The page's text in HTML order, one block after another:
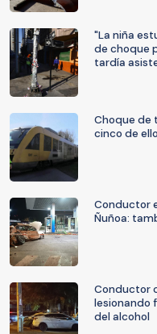
"La niña
de choque
tardía
Choque de
cinco de
Conductor
Ñuñoa:
Conductor
lesionando
del alcohol